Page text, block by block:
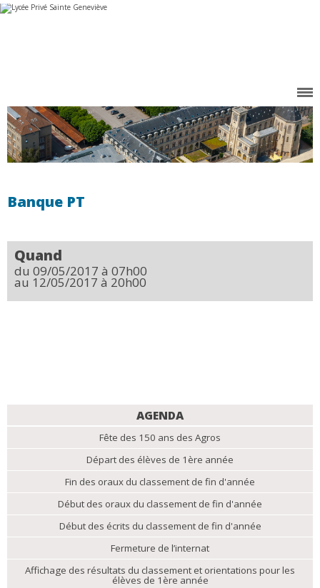
Aller
au
Outils
personnels
Banque PT
Quand
du 09/05/2017 à 07h00
au 12/05/2017 à 20h00
AGENDA
Fête des 150 ans des Agros
Départ des élèves de 1ère année
Fin des oraux du classement de fin d'année
Début des oraux du classement de fin d'année
Début des écrits du classement de fin d'année
Fermeture de l’internat
Affichage des résultats du classement et orientations pour les
élèves de 1ère année